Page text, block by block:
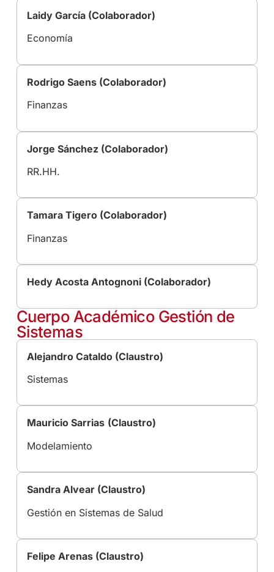
Laidy García (Colaborador)
Economía
Rodrigo Saens (Colaborador)
Finanzas
Jorge Sánchez (Colaborador)
RR.HH.
Tamara Tigero (Colaborador)
Finanzas
Hedy Acosta Antognoni (Colaborador)
Cuerpo Académico Gestión de
Sistemas
Alejandro Cataldo (Claustro)
Sistemas
Mauricio Sarrias (Claustro)
Modelamiento
Sandra Alvear (Claustro)
Gestión en Sistemas de Salud
Felipe Arenas (Claustro)